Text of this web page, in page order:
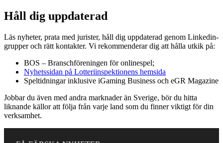
Håll dig uppdaterad
Läs nyheter, prata med jurister, håll dig uppdaterad genom Linkedin-
grupper och rätt kontakter. Vi rekommenderar dig att hålla utkik på:
BOS – Branschföreningen för onlinespel;
Nyhetssidan på Lotteriinspektionens hemsida
Speltidningar inklusive iGaming Business och eGR Magazine
Jobbar du även med andra marknader än Sverige, bör du hitta
liknande källor att följa från varje land som du finner viktigt för din
verksamhet.